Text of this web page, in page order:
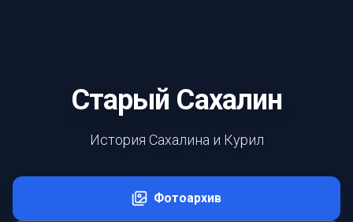
Старый Сахалин
История Сахалина и Курил
Фотоархив